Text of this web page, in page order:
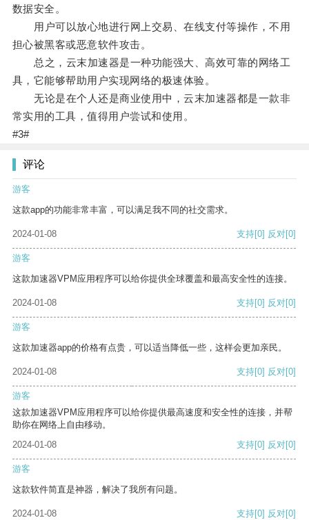
数据安全。
用户可以放心地进行网上交易、在线支付等操作，不用
担心被黑客或恶意软件攻击。
总之，云末加速器是一种功能强大、高效可靠的网络工
具，它能够帮助用户实现网络的极速体验。
无论是在个人还是商业使用中，云末加速器都是一款非
常实用的工具，值得用户尝试和使用。
#3#
评论
游客
这款app的功能非常丰富，可以满足我不同的社交需求。
2024-01-08 支持[0] 反对[0]
游客
这款加速器VPM应用程序可以给你提供全球覆盖和最高安全性的连接。
2024-01-08 支持[0] 反对[0]
游客
这款加速器app的价格有点贵，可以适当降低一些，这样会更加亲民。
2024-01-08 支持[0] 反对[0]
游客
这款加速器VPM应用程序可以给你提供最高速度和安全性的连接，并帮
助你在网络上自由移动。
2024-01-08
支持[0] 反对[0]
游客
这款软件简直是神器，解决了我所有问题。
2024-01-08 支持[0] 反对[0]